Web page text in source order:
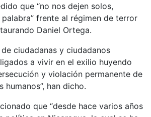
que “no nos dejen solos,
frente al régimen de terror
Daniel Ortega.
ciudadanas y ciudadanos
a vivir en el exilio huyendo
y violación permanente de
humanos”, han dicho.
que “desde hace varios años